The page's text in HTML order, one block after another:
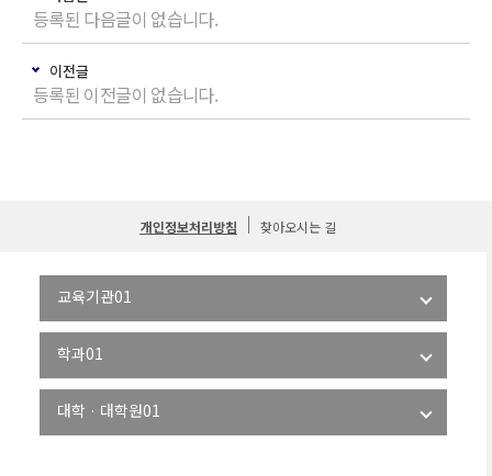
등록된 다음글이 없습니다.
이전글
등록된 이전글이 없습니다.
개인정보처리방침 찾아오시는 길